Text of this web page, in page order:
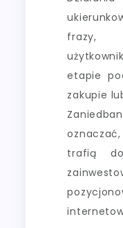
frazy,
etapie
zakupie
trafią